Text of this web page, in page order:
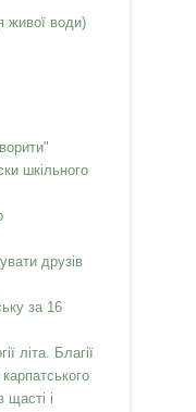
живої води)
шкільного
друзів
за 16
літа. Благії
карпатського
і